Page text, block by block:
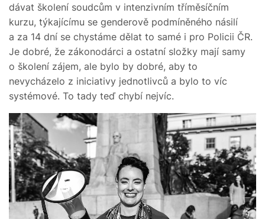
dávat školení soudcům v intenzivním tříměsíčním
kurzu, týkajícímu se genderově podmíněného násilí
a za 14 dní se chystáme dělat to samé i pro Policii ČR.
Je dobré, že zákonodárci a ostatní složky mají samy
o školení zájem, ale bylo by dobré, aby to
nevycházelo z iniciativy jednotlivců a bylo to víc
systémové. To tady teď chybí nejvíc.